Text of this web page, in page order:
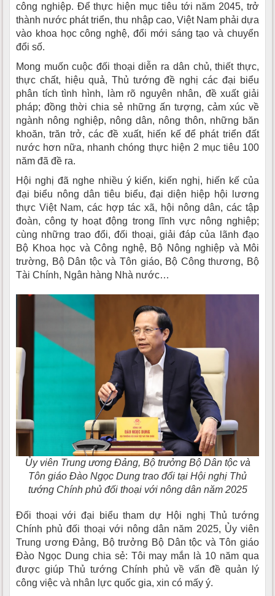
công nghiệp. Để thực hiện mục tiêu tới năm 2045, trở
thành nước phát triển, thu nhập cao, Việt Nam phải dựa
vào khoa học công nghệ, đổi mới sáng tạo và chuyển
đổi số.
Mong muốn cuộc đối thoại diễn ra dân chủ, thiết thực,
thực chất, hiệu quả, Thủ tướng đề nghị các đại biểu
phân tích tình hình, làm rõ nguyên nhân, đề xuất giải
pháp; đồng thời chia sẻ những ấn tượng, cảm xúc về
ngành nông nghiệp, nông dân, nông thôn, những băn
khoăn, trăn trở, các đề xuất, hiến kế để phát triển đất
nước hơn nữa, nhanh chóng thực hiện 2 mục tiêu 100
năm đã đề ra.
Hội nghị đã nghe nhiều ý kiến, kiến nghị, hiến kế của
đại biểu nông dân tiêu biểu, đại diện hiệp hội lương
thực Việt Nam, các hợp tác xã, hội nông dân, các tập
đoàn, công ty hoạt động trong lĩnh vực nông nghiệp;
cùng những trao đổi, đối thoại, giải đáp của lãnh đạo
Bộ Khoa học và Công nghệ, Bộ Nông nghiệp và Môi
trường, Bộ Dân tộc và Tôn giáo, Bộ Công thương, Bộ
Tài Chính, Ngân hàng Nhà nước…
Ủy viên Trung ương Đảng, Bộ trưởng Bộ Dân tộc và
Tôn giáo Đào Ngọc Dung trao đổi tại Hội nghị Thủ
tướng Chính phủ đối thoại với nông dân năm 2025
Đối thoại với đại biểu tham dự Hội nghị Thủ tướng
Chính phủ đối thoại với nông dân năm 2025, Ủy viên
Trung ương Đảng, Bộ trưởng Bộ Dân tộc và Tôn giáo
Đào Ngọc Dung chia sẻ: Tôi may mắn là 10 năm qua
được giúp Thủ tướng Chính phủ về vấn đề quản lý
công việc và nhân lực quốc gia, xin có mấy ý.